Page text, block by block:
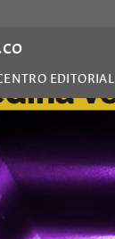
EDITORIAL